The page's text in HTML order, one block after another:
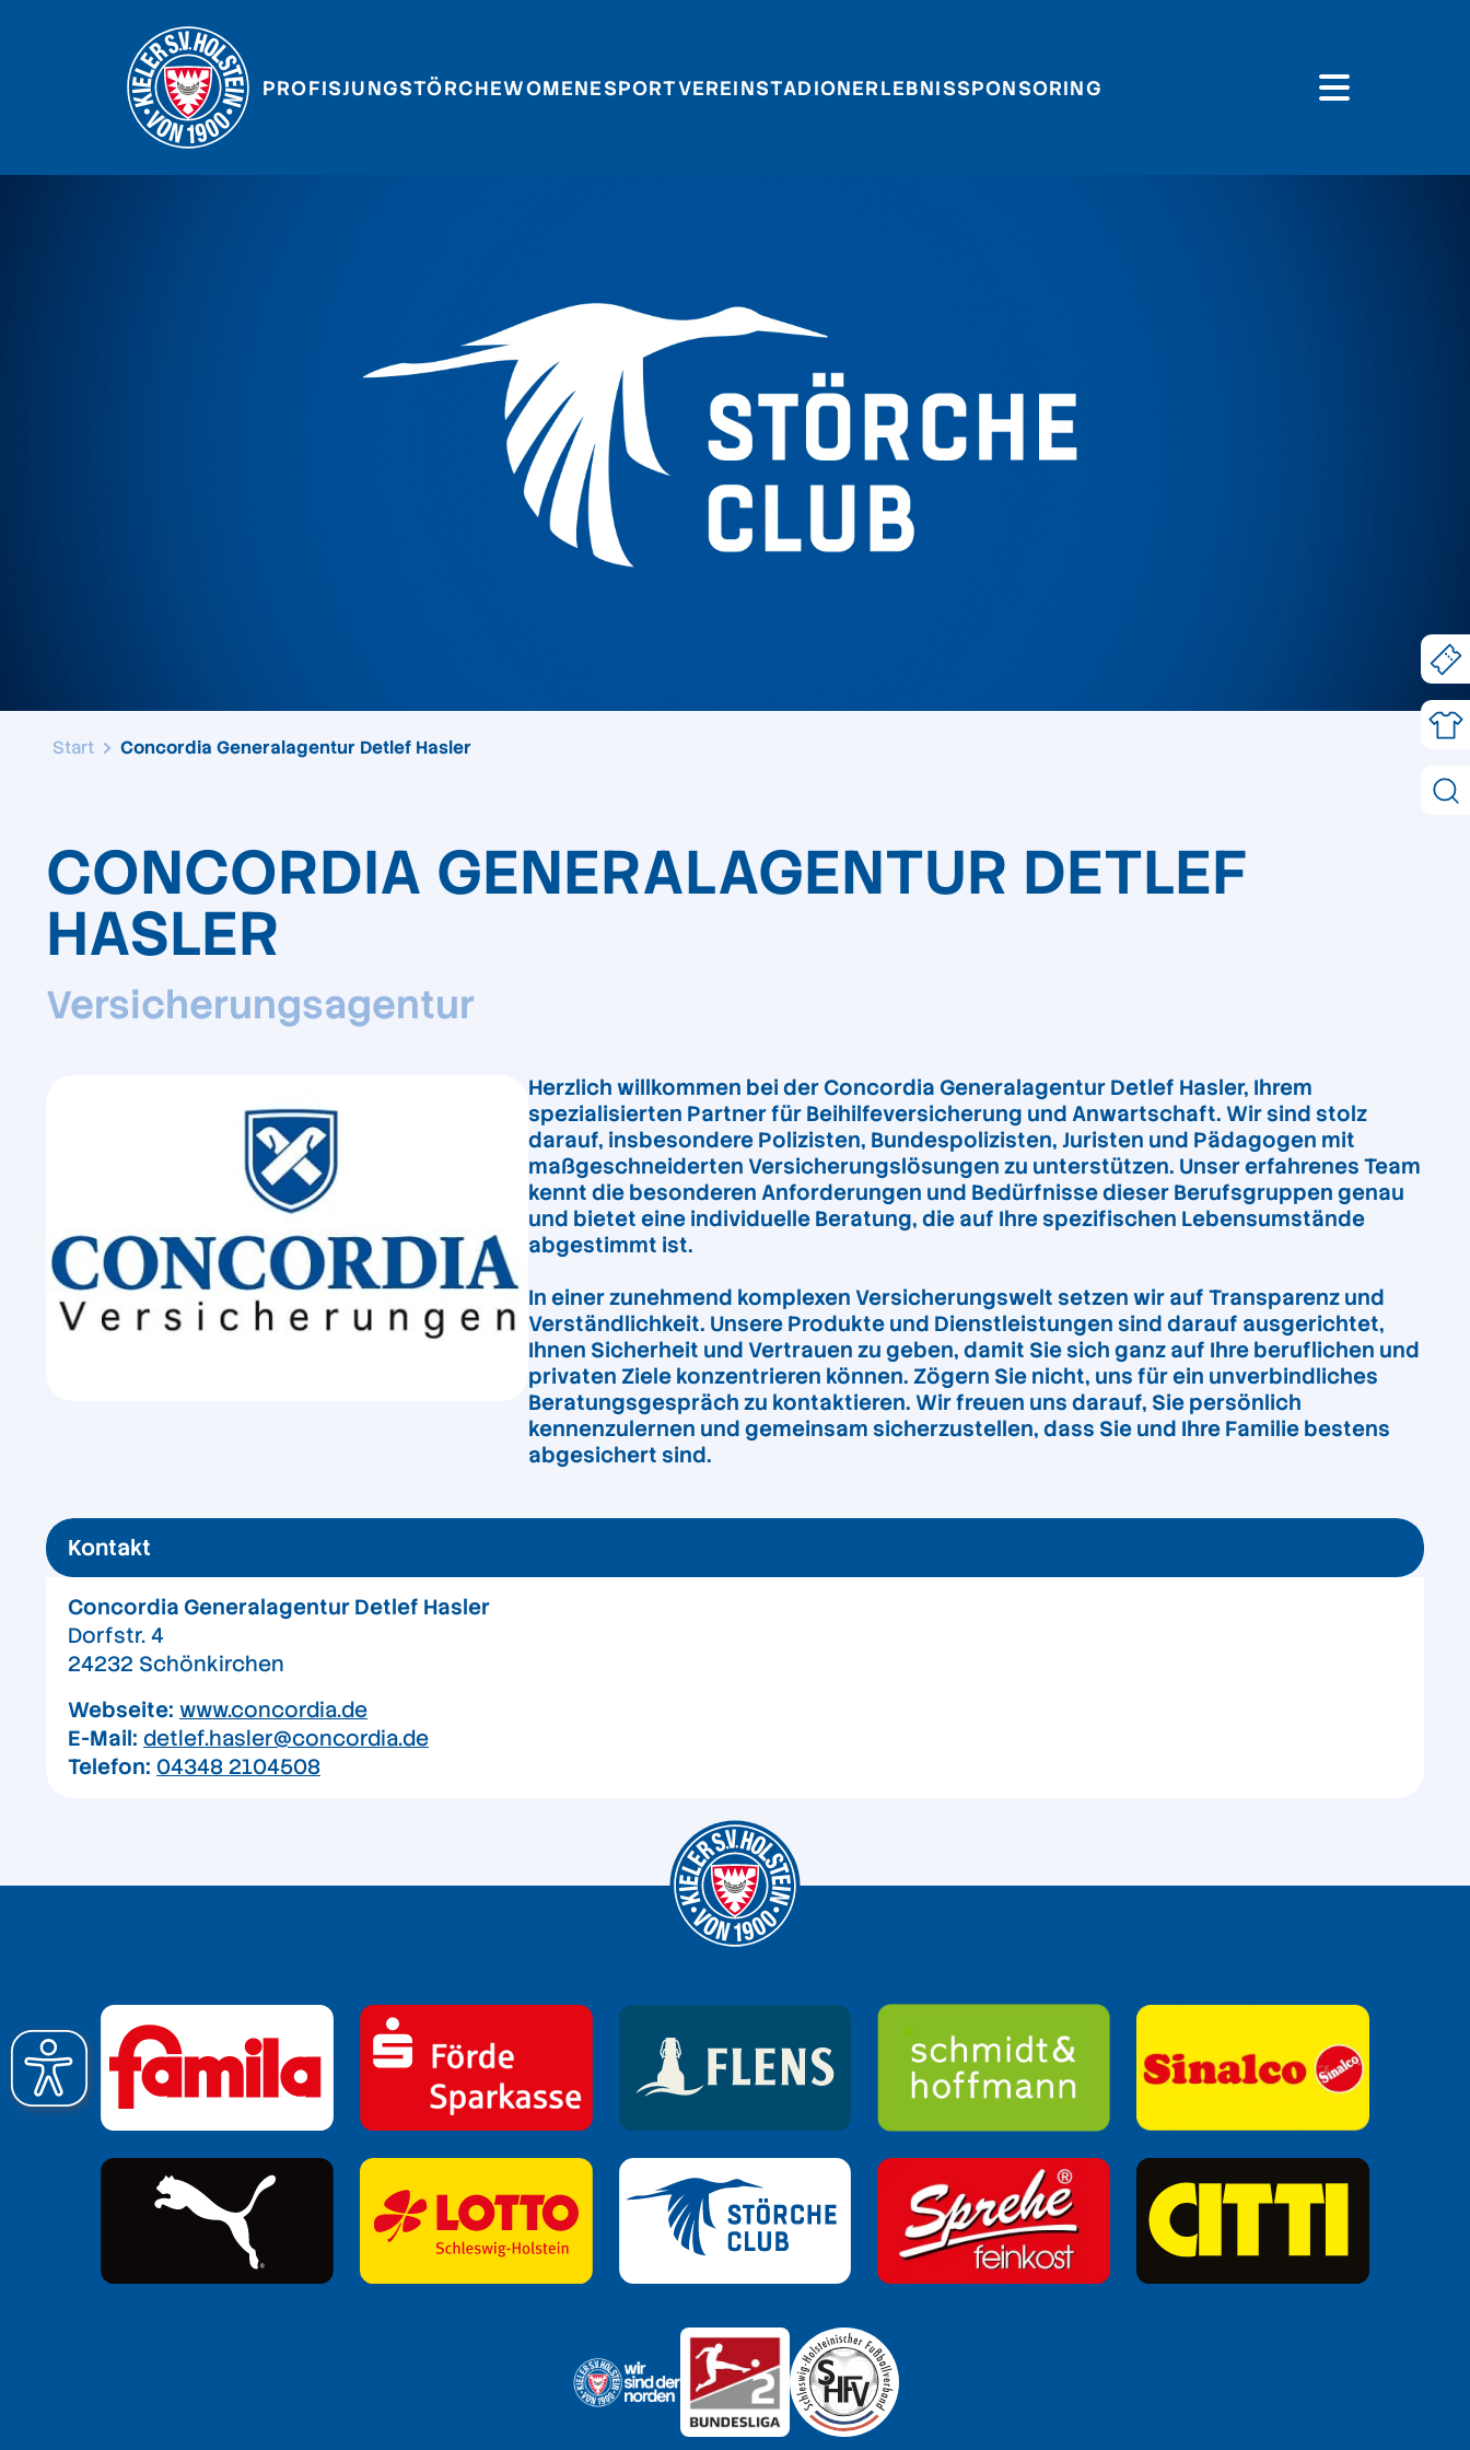
PROFISJUNGSTÖRCHEWOMENESPORTVEREINSTADIONERLEBNISSPONSORING
Start Concordia Generalagentur Detlef Hasler
CONCORDIA GENERALAGENTUR DETLEF
HASLER
Versicherungsagentur
Herzlich willkommen bei der Concordia Generalagentur Detlef Hasler, Ihrem
spezialisierten Partner für Beihilfeversicherung und Anwartschaft. Wir sind stolz
darauf, insbesondere Polizisten, Bundespolizisten, Juristen und Pädagogen mit
maßgeschneiderten Versicherungslösungen zu unterstützen. Unser erfahrenes Team
kennt die besonderen Anforderungen und Bedürfnisse dieser Berufsgruppen genau
und bietet eine individuelle Beratung, die auf Ihre spezifischen Lebensumstände
abgestimmt ist.
In einer zunehmend komplexen Versicherungswelt setzen wir auf Transparenz und
Verständlichkeit. Unsere Produkte und Dienstleistungen sind darauf ausgerichtet,
Ihnen Sicherheit und Vertrauen zu geben, damit Sie sich ganz auf Ihre beruflichen und
privaten Ziele konzentrieren können. Zögern Sie nicht, uns für ein unverbindliches
Beratungsgespräch zu kontaktieren. Wir freuen uns darauf, Sie persönlich
kennenzulernen und gemeinsam sicherzustellen, dass Sie und Ihre Familie bestens
abgesichert sind.
Kontakt
Concordia Generalagentur Detlef Hasler
Dorfstr. 4
24232 Schönkirchen
Webseite: www.concordia.de
E-Mail: detlef.hasler@concordia.de
Telefon: 04348 2104508